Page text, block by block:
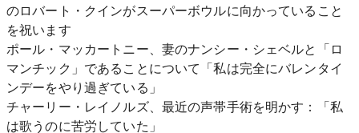
のロバート・クインがスーパーボウルに向かっていること
を祝います
ポール・マッカートニー、妻のナンシー・シェベルと「ロ
マンチック」であることについて「私は完全にバレンタイ
ンデーをやり過ぎている」
チャーリー・レイノルズ、最近の声帯手術を明かす：「私
は歌うのに苦労していた」